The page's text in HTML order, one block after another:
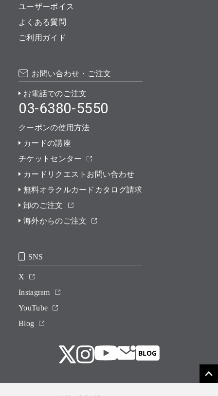
ユーザーボイス
よくある質問
ご利用ガイド
お問い合わせ・ご注文
お電話でのご注文
03-6380-5550
クーポンの使用方法
カードの講座
チケットセンター
カードリクエストお問い合わせ
無料オラクルカードカタログ請求
卸のご注文
海外からのご注文
SNS
X
Instagram
YouTube
Blog